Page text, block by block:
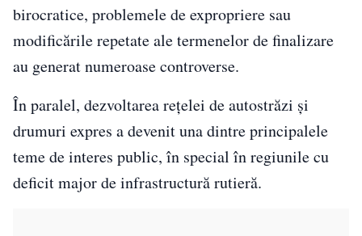
birocratice, problemele de expropriere sau
modificările repetate ale termenelor de finalizare
au generat numeroase controverse.
În paralel, dezvoltarea rețelei de autostrăzi și
drumuri expres a devenit una dintre principalele
teme de interes public, în special în regiunile cu
deficit major de infrastructură rutieră.